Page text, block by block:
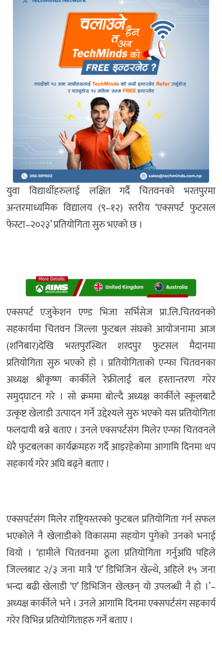
युवा विद्यार्थीहरुलाई लक्षित गर्दै चितवनको भरतपुरमा
अन्तरमाध्यमिक विद्यालय (९–१२) स्तरीय ‘एक्सपर्ट फुटसल
फेस्टा–२०२३’ प्रतियोगिता सुरु भएको छ ।
एक्सपर्ट एजुकेशन एण्ड भिजा सर्भिसेज प्रा.लि.चितवनको
सहकार्यमा चितवन जिल्ला फुटबल संघको आयोजनामा आज
(शनिबार)देखि भरतपुरस्थित शरदपुर फुटसल मैदानमा
प्रतियोगिता सुरु भएको हो । प्रतियोगिताको एन्फा चितवनका
अध्यक्ष श्रीकृष्ण कार्कीले रेफ्रीलाई बल हस्तान्तरण गरेर
समुद्घाटन गरे । सो क्रममा बोल्दै अध्यक्ष कार्कीले स्कूलबाटै
उत्कृष्ट खेलाडी उत्पादन गर्ने उद्देश्यले सुरु भएको यस प्रतियोगिता
फलदायी बन्ने बताए । उनले एक्सपर्टसंग मिलेर एन्फा चितवनले
धेरै फुटबलका कार्यक्रमहरु गर्दै आइरहेकोमा आगामि दिनमा थप
सहकार्य गरेर अघि बढ्ने बताए ।
एक्सपर्टसंग मिलेर राष्ट्रियस्तरको फुटबल प्रतियोगिता गर्न सफल
भएकोले नै खेलाडीको विकासमा सहयोग पुगेको उनको भनाई
थियो । ‘हामीले चितवनमा ठूला प्रतियोगिता गर्नुअघि पहिले
जिल्लबाट २/३ जना मात्रै ‘ए’ डिभिजिन खेल्थे, अहिले १५ जना
भन्दा बढी खेलाडी ‘ए’ डिभिजिन खेल्छन् यो उपलब्धी नै हो ।’–
अध्यक्ष कार्कीले भने । उनले आगामि दिनमा एक्सपर्टसंग सहकार्य
गरेर विभिन्न प्रतियोगिताहरु गर्ने बताए ।